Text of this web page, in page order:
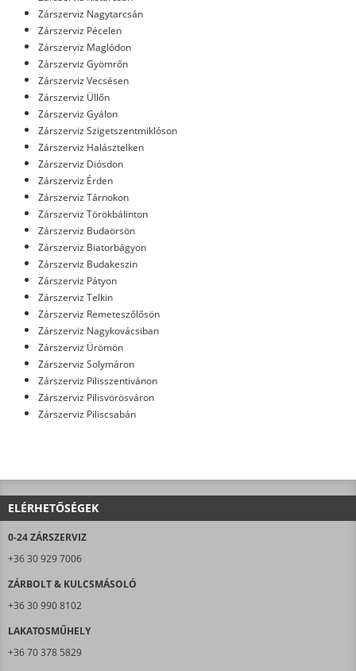
Zárszerviz Nagytarcsán
Zárszerviz Pécelen
Zárszerviz Maglódon
Zárszerviz Gyömrőn
Zárszerviz Vecsésen
Zárszerviz Üllőn
Zárszerviz Gyálon
Zárszerviz Szigetszentmiklóson
Zárszerviz Halásztelken
Zárszerviz Diósdon
Zárszerviz Érden
Zárszerviz Tárnokon
Zárszerviz Törökbálinton
Zárszerviz Budaörsön
Zárszerviz Biatorbágyon
Zárszerviz Budakeszin
Zárszerviz Pátyon
Zárszerviz Telkin
Zárszerviz Remeteszőlősön
Zárszerviz Nagykovácsiban
Zárszerviz Ürömön
Zárszerviz Solymáron
Zárszerviz Pilisszentivánon
Zárszerviz Pilisvörösváron
Zárszerviz Piliscsabán
ELÉRHETŐSÉGEK
0-24 ZÁRSZERVIZ
+36 30 929 7006
ZÁRBOLT & KULCSMÁSOLÓ
+36 30 990 8102
LAKATOSMŰHELY
+36 70 378 5829